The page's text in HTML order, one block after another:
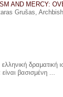
AND MERCY:
Grušas,
δραματική
βασισμένη ...